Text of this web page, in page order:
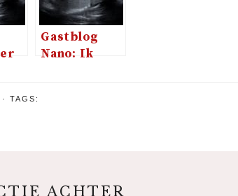
Gastblog
Nano: Ik
TAGS:
ACHTER